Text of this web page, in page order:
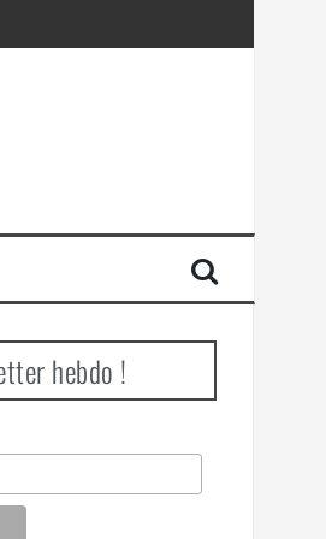
hebdo !